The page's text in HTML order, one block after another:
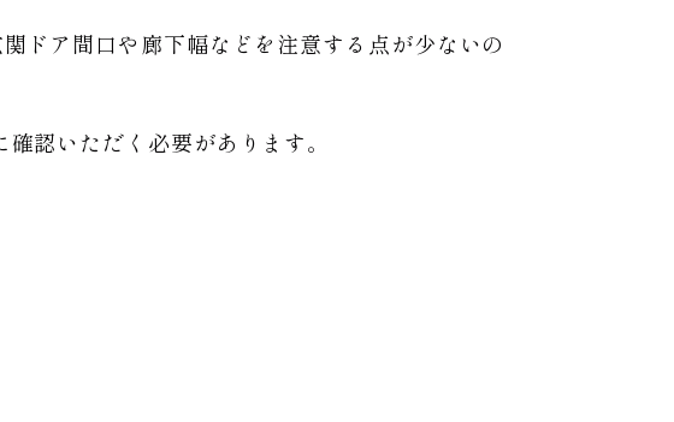
ドア間口や廊下幅などを注意する点が少ないの
認いただく必要があります。